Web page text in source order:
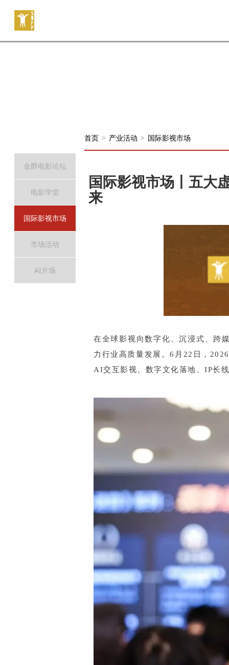
金爵电影论坛
电影学堂
国际影视市场
市场活动
AI片场
首页 > 产业活动 > 国际影视市场
国际影视市场丨五大
来
在全球影视向数字化、沉浸式、跨
力行业高质量发展。6月22日，
AI交互影视、数字文化落地、IP长